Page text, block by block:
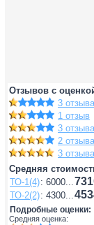
Отзывов с
3 отзыва
1 отзыв
3 отзыва
2 отзыва
3 отзыва
Средняя
ТО-1(4): 6000...
ТО-2(2): 4300...
Подробные оценки:
Средняя оценка: